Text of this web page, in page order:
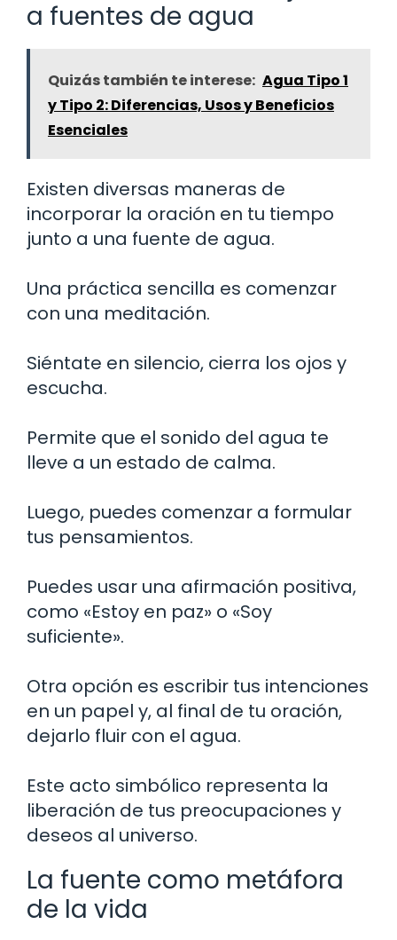
a fuentes de agua
Quizás también te interese: Agua Tipo 1
y Tipo 2: Diferencias, Usos y Beneficios
Esenciales
Existen diversas maneras de
incorporar la oración en tu tiempo
junto a una fuente de agua.
Una práctica sencilla es comenzar
con una meditación.
Siéntate en silencio, cierra los ojos y
escucha.
Permite que el sonido del agua te
lleve a un estado de calma.
Luego, puedes comenzar a formular
tus pensamientos.
Puedes usar una afirmación positiva,
como «Estoy en paz» o «Soy
suficiente».
Otra opción es escribir tus intenciones
en un papel y, al final de tu oración,
dejarlo fluir con el agua.
Este acto simbólico representa la
liberación de tus preocupaciones y
deseos al universo.
La fuente como metáfora
de la vida